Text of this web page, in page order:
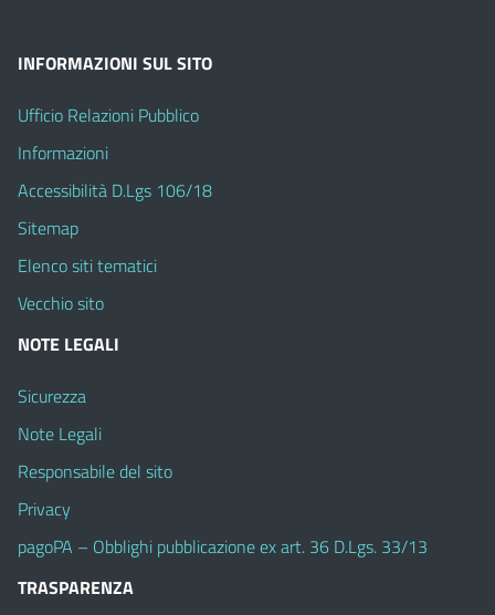
INFORMAZIONI SUL SITO
Ufficio Relazioni Pubblico
Informazioni
Accessibilità D.Lgs 106/18
Sitemap
Elenco siti tematici
Vecchio sito
NOTE LEGALI
Sicurezza
Note Legali
Responsabile del sito
Privacy
pagoPA – Obblighi pubblicazione ex art. 36 D.Lgs. 33/13
TRASPARENZA